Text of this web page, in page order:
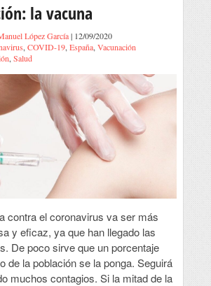
la vacuna
López García| 12/09/2020
, COVID-19, España, Vacunación
, Salud
contra el coronavirus va ser más
y eficaz, ya que han llegado las
De poco sirve que un porcentaje
de la población se la ponga. Seguirá
muchos contagios. Si la mitad de la